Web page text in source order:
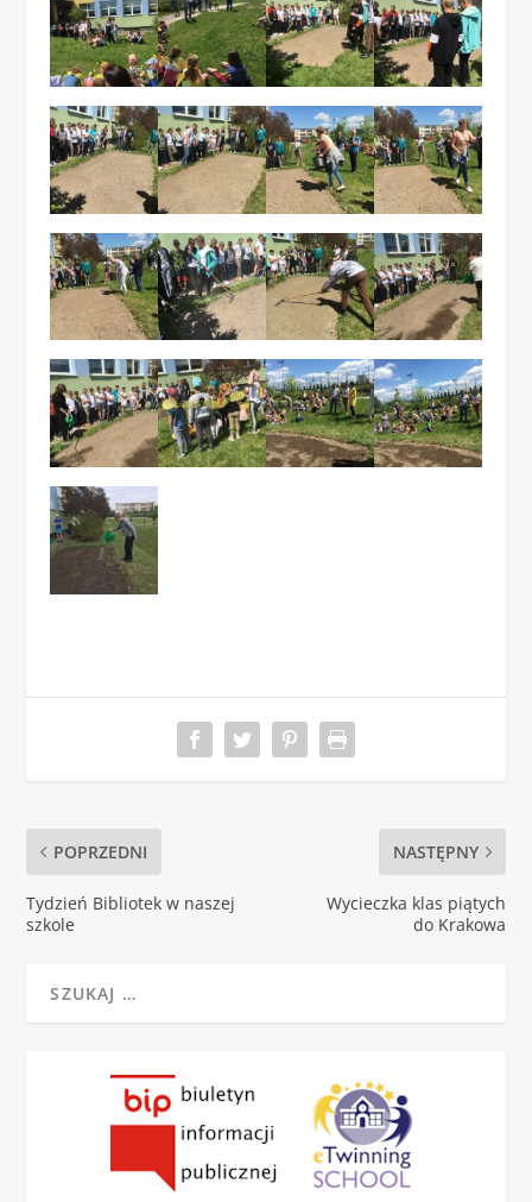
POPRZEDNI
Tydzień Bibliotek w naszej
szkole
NASTĘPNY
Wycieczka klas piątych
do Krakowa